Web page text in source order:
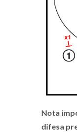
Nota
difesa